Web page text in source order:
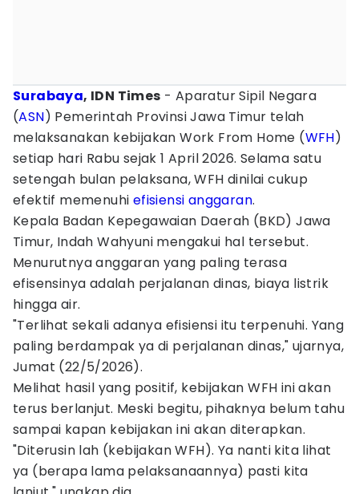
Surabaya, IDN Times - Aparatur Sipil Negara
(ASN) Pemerintah Provinsi Jawa Timur telah
melaksanakan kebijakan Work From Home (WFH)
setiap hari Rabu sejak 1 April 2026. Selama satu
setengah bulan pelaksana, WFH dinilai cukup
efektif memenuhi efisiensi anggaran.
Kepala Badan Kepegawaian Daerah (BKD) Jawa
Timur, Indah Wahyuni mengakui hal tersebut.
Menurutnya anggaran yang paling terasa
efisensinya adalah perjalanan dinas, biaya listrik
hingga air.
"Terlihat sekali adanya efisiensi itu terpenuhi. Yang
paling berdampak ya di perjalanan dinas," ujarnya,
Jumat (22/5/2026).
Melihat hasil yang positif, kebijakan WFH ini akan
terus berlanjut. Meski begitu, pihaknya belum tahu
sampai kapan kebijakan ini akan diterapkan.
"Diterusin lah (kebijakan WFH). Ya nanti kita lihat
ya (berapa lama pelaksanaannya) pasti kita